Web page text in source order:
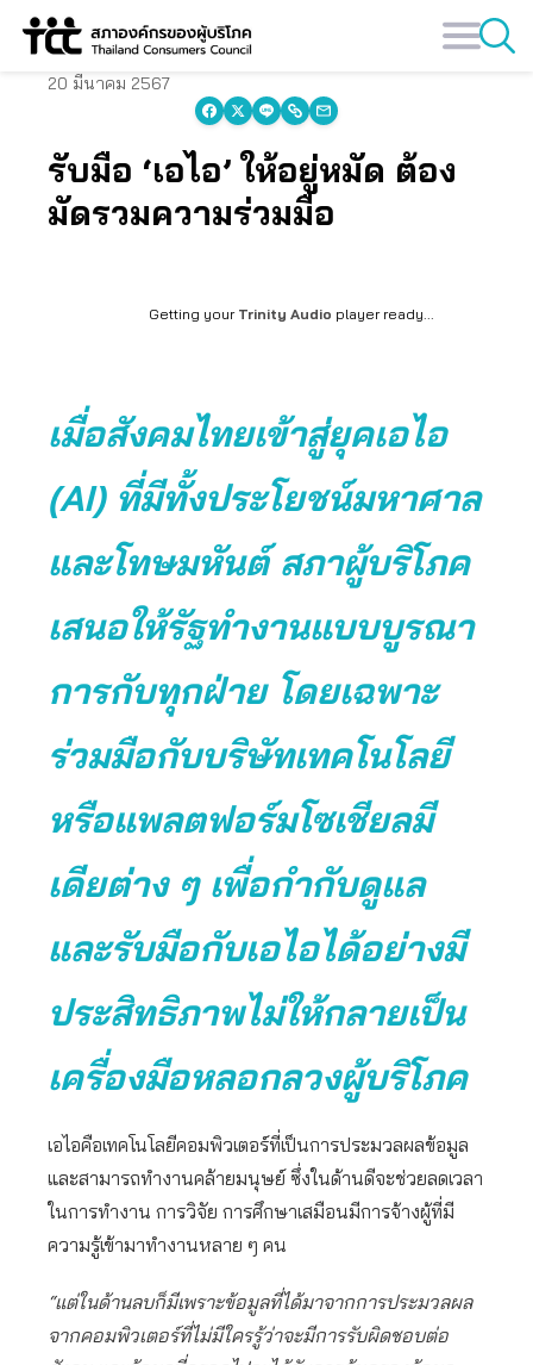
Skip
20 มีนาคม 2567
รับมือ ‘เอไอ’ ให้อยู่หมัด ต้อง
มัดรวมความร่วมมือ
Getting your Trinity Audio player ready...
เมื่อสังคมไทยเข้าสู่ยุคเอไอ
(AI) ที่มีทั้งประโยชน์มหาศาล
และโทษมหันต์ สภาผู้บริโภค
เสนอให้รัฐทำงานแบบบูรณา
การกับทุกฝ่าย โดยเฉพาะ
ร่วมมือกับบริษัทเทคโนโลยี
หรือแพลตฟอร์มโซเชียลมี
เดียต่าง ๆ เพื่อกำกับดูแล
และรับมือกับเอไอได้อย่างมี
ประสิทธิภาพไม่ให้กลายเป็น
เครื่องมือหลอกลวงผู้บริโภค
เอไอคือเทคโนโลยีคอมพิวเตอร์ที่เป็นการประมวลผลข้อมูล
และสามารถทำงานคล้ายมนุษย์ ซึ่งในด้านดีจะช่วยลดเวลา
ในการทำงาน การวิจัย การศึกษาเสมือนมีการจ้างผู้ที่มี
ความรู้เข้ามาทำงานหลาย ๆ คน
“แต่ในด้านลบก็มีเพราะข้อมูลที่ได้มาจากการประมวลผล
จากคอมพิวเตอร์ที่ไม่มีใครรู้ว่าจะมีการรับผิดชอบต่อ